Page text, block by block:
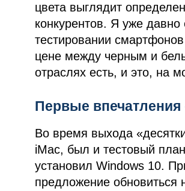
цвета выглядит
конкурентов. Я уже
тестировании
цене между черным и
отраслях есть, и это, на
Первые впечатления
Во время выхода
iMac, был и тестовый
установил Windows 10.
предложение обновиться